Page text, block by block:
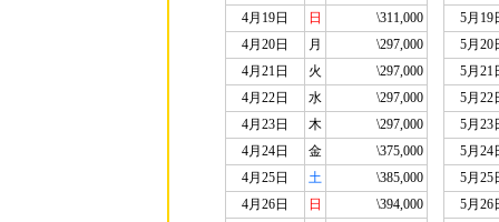
4月19日
日
\311,000
4月20日
月
\297,000
4月21日
火
\297,000
4月22日
水
\297,000
4月23日
木
\297,000
4月24日
金
\375,000
4月25日
土
\385,000
4月26日
日
\394,000
5月19
5月20
5月21
5月22
5月23
5月24
5月25
5月26